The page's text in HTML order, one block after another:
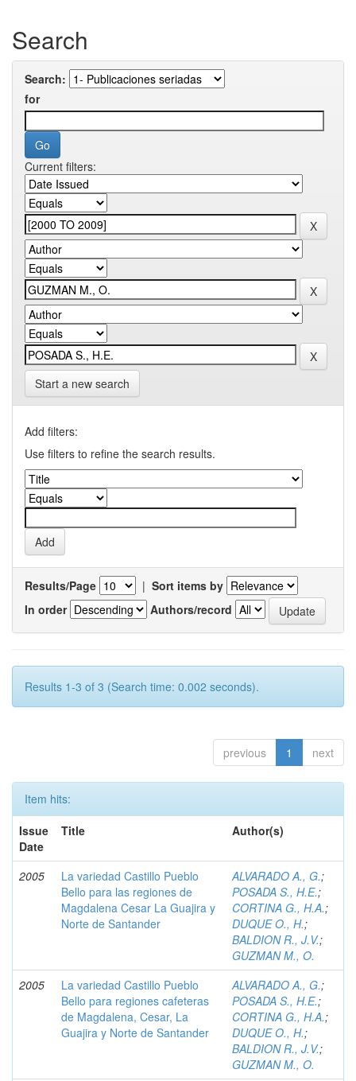
Search
Search:
for
Current filters:
Start a new search
Add filters:
Use filters to refine the search results.
Results/Page | Sort items by
In order
Authors/record
Results 1-3 of 3 (Search time: 0.002 seconds).
previous 1 next
Item hits:
Issue
Date
Title Author(s)
2005
La variedad Castillo Pueblo
Bello para las regiones de
Magdalena Cesar La Guajira y
Norte de Santander
ALVARADO A., G.;
POSADA S., H.E.;
CORTINA G., H.A.;
DUQUE O., H.;
BALDION R., J.V.;
GUZMAN M., O.
2005
La variedad Castillo Pueblo
Bello para regiones cafeteras
de Magdalena, Cesar, La
Guajira y Norte de Santander
ALVARADO A., G.;
POSADA S., H.E.;
CORTINA G., H.A.;
DUQUE O., H.;
BALDION R., J.V.;
GUZMAN M., O.